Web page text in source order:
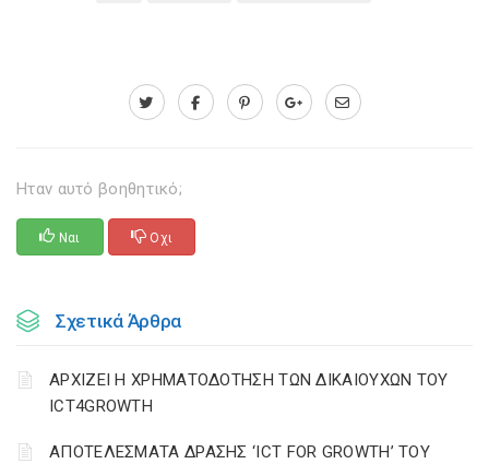
Ηταν αυτό βοηθητικό;
Ναι Οχι
Σχετικά Άρθρα
ΑΡΧΙΖΕΙ Η ΧΡΗΜΑΤΟΔΟΤΗΣΗ ΤΩΝ ΔΙΚΑΙΟΥΧΩΝ ΤΟΥ
ICT4GROWTH
ΑΠΟΤΕΛΕΣΜΑΤΑ ΔΡΑΣΗΣ ‘ICT FOR GROWTH’ ΤΟΥ